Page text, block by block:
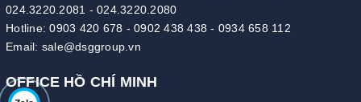
024.3220.2081 - 024.3220.2080
Hotline:0903 420 678 - 0902 438 438 - 0934 658 112
Email: sale@dsggroup.vn
OFFICE HỒ CHÍ MINH